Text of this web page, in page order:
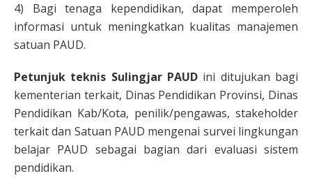
4) Bagi tenaga kependidikan, dapat memperoleh
informasi untuk meningkatkan kualitas manajemen
satuan PAUD.
Petunjuk teknis Sulingjar PAUD ini ditujukan bagi
kementerian terkait, Dinas Pendidikan Provinsi, Dinas
Pendidikan Kab/Kota, penilik/pengawas, stakeholder
terkait dan Satuan PAUD mengenai survei lingkungan
belajar PAUD sebagai bagian dari evaluasi sistem
pendidikan.